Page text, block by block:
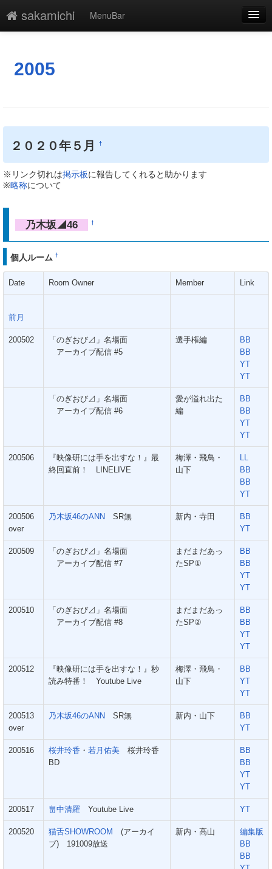
sakamichi
MenuBar
添付
一覧
単語検索
2005
２０２０年５月†
※リンク切れは掲示板に報告してくれると助かります
※略称について
乃木坂◢46 †
個人ルーム †
Date Room Owner Member Link
前月
200502
「のぎおび⊿」名場面
アーカイブ配信 #5
選手権編
BB
BB
YT
YT
「のぎおび⊿」名場面
アーカイブ配信 #6
愛が溢れ出た
編
BB
BB
YT
YT
200506
『映像研には手を出すな！』最
終回直前！ LINELIVE
梅澤・飛鳥・
山下
BB
BB
YT
200506
over
乃木坂46のANN SR無 新内・寺田
BB
YT
200509
「のぎおび⊿」名場面
アーカイブ配信 #7
まだまだあっ
たSP①
BB
BB
YT
YT
200510
「のぎおび⊿」名場面
アーカイブ配信 #8
まだまだあっ
たSP②
BB
BB
YT
YT
200512
『映像研には手を出すな！』秒
読み特番！ Youtube Live
梅澤・飛鳥・
山下
BB
YT
YT
200513
over
乃木坂46のANN SR無 新内・山下
BB
YT
200516 桜井玲香 ・ 若月佑美 桜井玲香
BD
BB
BB
YT
YT
200517 畠中清羅 Youtube Live YT
200520 猫舌SHOWROOM
(アーカイ
ブ) 191009放送
新内・高山
編集版
BB
BB